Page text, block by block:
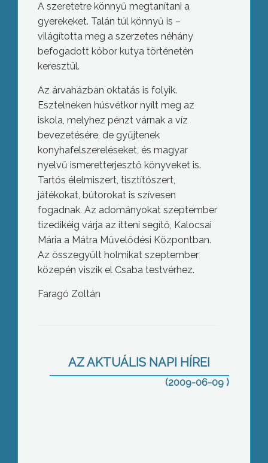
A szeretetre könnyű megtanítani a
gyerekeket. Talán túl könnyű is –
világította meg a szerzetes néhány
befogadott kóbor kutya történetén
keresztül.
Az árvaházban oktatás is folyik.
Esztelneken húsvétkor nyílt meg az
iskola, melyhez pénzt várnak a víz
bevezetésére, de gyűjtenek
konyhafelszereléseket, és magyar
nyelvű ismeretterjesztő könyveket is.
Tartós élelmiszert, tisztítószert,
játékokat, bútorokat is szívesen
fogadnak. Az adományokat szeptember
tizedikéig várja az itteni segítő, Kalocsai
Mária a Mátra Művelődési Központban.
Az összegyűlt holmikat szeptember
közepén viszik el Csaba testvérhez.
Faragó Zoltán
AZ AKTUÁLIS NAPI HÍREI
(2009-06-09 )
módszert a gyöngyösi főiskolán.